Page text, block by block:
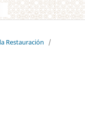
Restauración
/